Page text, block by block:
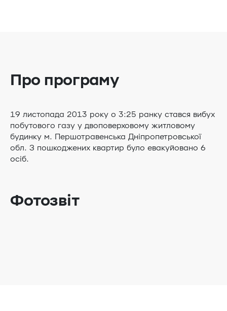
Про програму
19 листопада 2013 року о 3:25 ранку стався вибух
побутового газу у двоповерховому житловому
будинку м. Першотравенська Дніпропетровської
обл. З пошкоджених квартир було евакуйовано 6
осіб.
Фотозвіт